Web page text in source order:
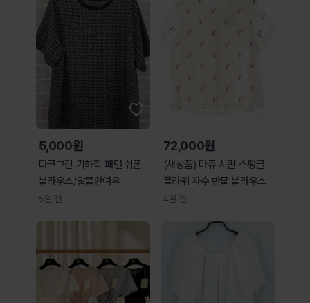
5,000원
다크그린 기하학 패턴 쉬폰
블라우스/알뜰한여우
5일 전
72,000원
(새상품) 마쥬 시퀸 스팽글
플라워 자수 반팔 블라우스
4일 전